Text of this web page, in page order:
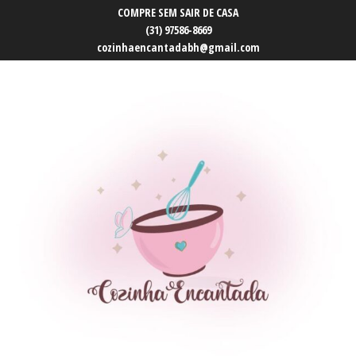
COMPRE SEM SAIR DE CASA
(31) 97586-8669
cozinhaencantadabh@gmail.com